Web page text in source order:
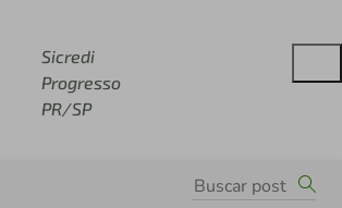
Sicredi
Progresso
PR/SP